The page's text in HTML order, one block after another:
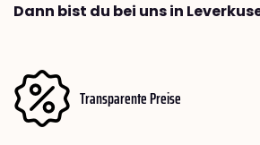
Dann bist du bei uns in
Transparente Preise